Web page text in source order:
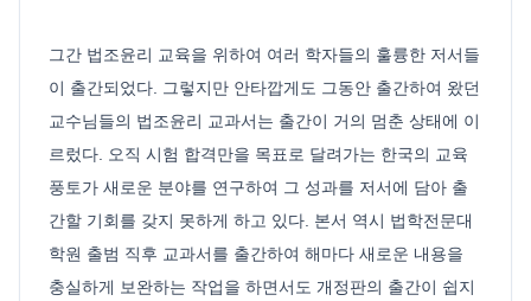
그간 법조윤리 교육을 위하여 여러 학자들의 훌륭한 저서들
이 출간되었다. 그렇지만 안타깝게도 그동안 출간하여 왔던
교수님들의 법조윤리 교과서는 출간이 거의 멈춘 상태에 이
르렀다. 오직 시험 합격만을 목표로 달려가는 한국의 교육
풍토가 새로운 분야를 연구하여 그 성과를 저서에 담아 출
간할 기회를 갖지 못하게 하고 있다. 본서 역시 법학전문대
학원 출범 직후 교과서를 출간하여 해마다 새로운 내용을
충실하게 보완하는 작업을 하면서도 개정판의 출간이 쉽지